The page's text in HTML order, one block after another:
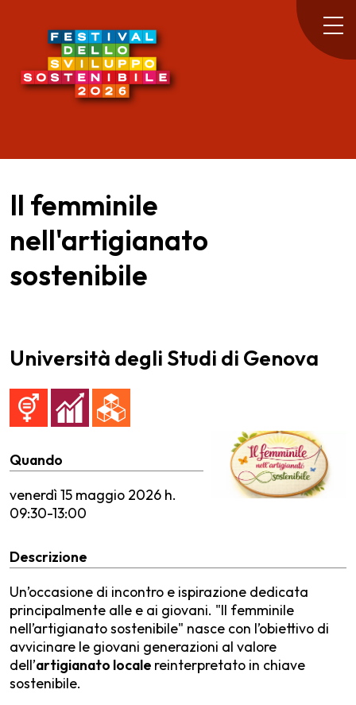
Il femminile
nell'artigianato
sostenibile
Università degli Studi di Genova
Quando
venerdì 15 maggio 2026 h.
09:30-13:00
Descrizione
Un’occasione di incontro e ispirazione dedicata
principalmente alle e ai giovani. "Il femminile
nell’artigianato sostenibile" nasce con l’obiettivo di
avvicinare le giovani generazioni al valore
dell’artigianato locale reinterpretato in chiave
sostenibile.